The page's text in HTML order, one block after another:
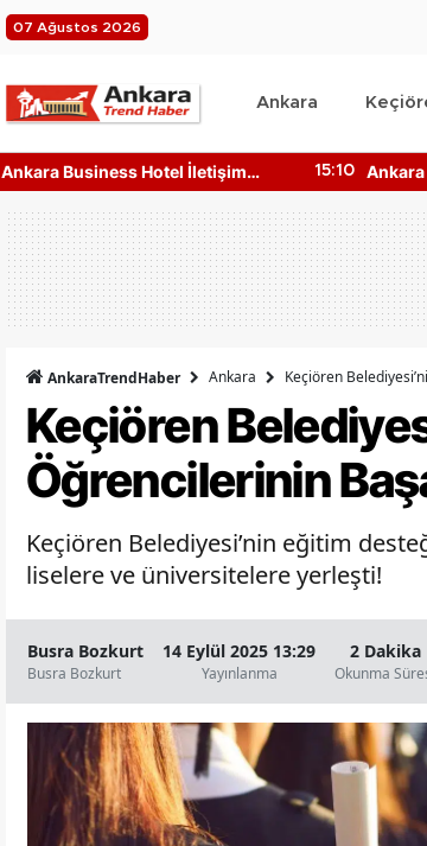
07 Ağustos 2026
Ankara
Ankara Business Hotel İletişim
Bilgileri Nedir? Nasıl Ulaşılır?
15:10
Ankara
AnkaraTrendHaber Ankara Keçiören
Keçiören
Öğrencilerinin
Keçiören Belediyesi’nin eğitim
liselere ve üniversitelere yerleşti!
Busra Bozkurt
Busra Bozkurt
14 Eylül 2025 13:29
Yayınlanma
2 Dakika
Okunma